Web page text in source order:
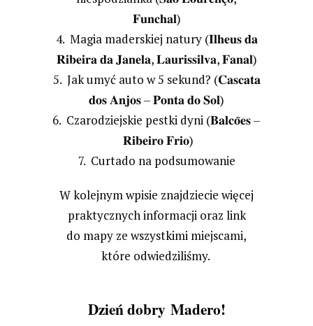
𝐅𝐮𝐧𝐜𝐡𝐚𝐥)
4. Magia maderskiej natury (𝐈𝐥𝐡𝐞𝐮𝐬 𝐝𝐚
𝐑𝐢𝐛𝐞𝐢𝐫𝐚 𝐝𝐚 𝐉𝐚𝐧𝐞𝐥𝐚,𝐋𝐚𝐮𝐫𝐢𝐬𝐬𝐢𝐥𝐯𝐚,𝐅𝐚𝐧𝐚𝐥)
5. Jak umyć auto w 5 sekund? (𝐂𝐚𝐬𝐜𝐚𝐭𝐚
𝐝𝐨𝐬 𝐀𝐧𝐣𝐨𝐬 – 𝐏𝐨𝐧𝐭𝐚 𝐝𝐨 𝐒𝐨𝐥)
6. Czarodziejskie pestki dyni (𝐁𝐚𝐥𝐜𝐨̃𝐞𝐬 –
𝐑𝐢𝐛𝐞𝐢𝐫𝐨 𝐅𝐫𝐢𝐨)
7. Curtado na podsumowanie
W kolejnym wpisie znajdziecie więcej
praktycznych informacji oraz link
do mapy ze wszystkimi miejscami,
które odwiedziliśmy.
Dzień dobry Madero!